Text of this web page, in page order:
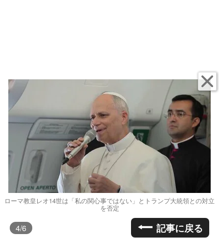
ローマ教皇レオ14世は「私の関心事ではない」とトランプ大統領との対立
を否定
4/6 記事に戻る